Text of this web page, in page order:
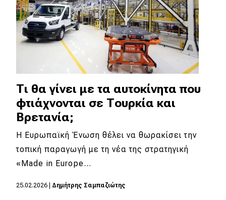
Τι θα γίνει με τα αυτοκίνητα που
φτιάχνονται σε Τουρκία και
Βρετανία;
Η Ευρωπαϊκή Ένωση θέλει να θωρακίσει την
τοπική παραγωγή με τη νέα της στρατηγική
«Made in Europe…
25.02.2026 Δημήτρης Σαμπαζιώτης